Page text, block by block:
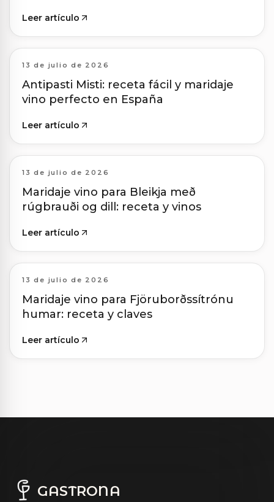
Leer artículo
13 de julio de 2026
Antipasti Misti: receta fácil y maridaje
vino perfecto en España
Leer artículo
13 de julio de 2026
Maridaje vino para Bleikja með
rúgbrauði og dill: receta y vinos
Leer artículo
13 de julio de 2026
Maridaje vino para Fjöruborðssítrónu
humar: receta y claves
Leer artículo
GASTRONA